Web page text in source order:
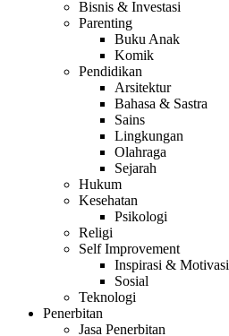
Bisnis & Investasi
Parenting
Buku Anak
Komik
Pendidikan
Arsitektur
Bahasa & Sastra
Sains
Lingkungan
Olahraga
Sejarah
Hukum
Kesehatan
Psikologi
Religi
Self Improvement
Inspirasi & Motivasi
Sosial
Teknologi
Penerbitan
Jasa Penerbitan